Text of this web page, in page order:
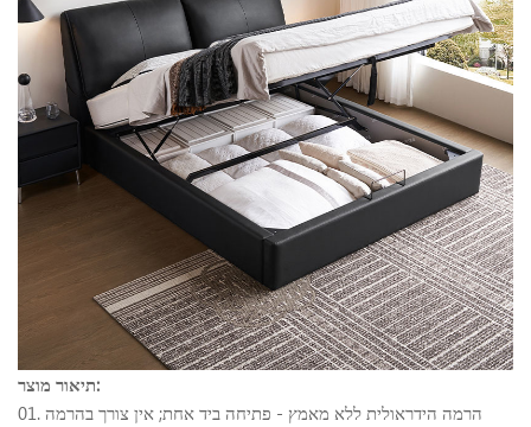
תיאור מוצר:
01. הרמה הידראולית ללא מאמץ - פתיחה ביד אחת; אין צורך בהרמה